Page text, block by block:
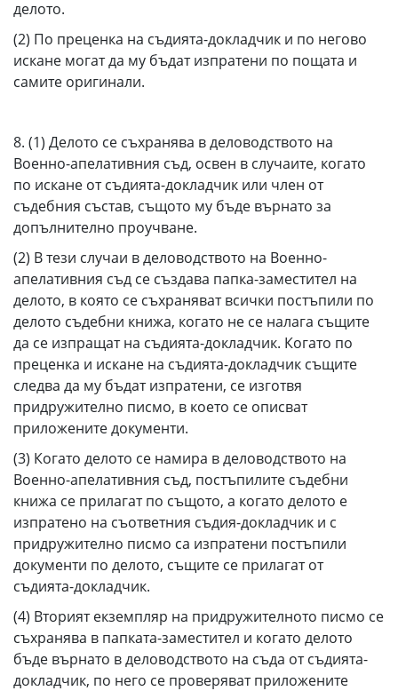
делото.
(2) По преценка на съдията-докладчик и по негово
искане могат да му бъдат изпратени по пощата и
самите оригинали.
8. (1) Делото се съхранява в деловодството на
Военно-апелативния съд, освен в случаите, когато
по искане от съдията-докладчик или член от
съдебния състав, същото му бъде върнато за
допълнително проучване.
(2) В тези случаи в деловодството на Военно-
апелативния съд се създава папка-заместител на
делото, в която се съхраняват всички постъпили по
делото съдебни книжа, когато не се налага същите
да се изпращат на съдията-докладчик. Когато по
преценка и искане на съдията-докладчик същите
следва да му бъдат изпратени, се изготвя
придружително писмо, в което се описват
приложените документи.
(3) Когато делото се намира в деловодството на
Военно-апелативния съд, постъпилите съдебни
книжа се прилагат по същото, а когато делото е
изпратено на съответния съдия-докладчик и с
придружително писмо са изпратени постъпили
документи по делото, същите се прилагат от
съдията-докладчик.
(4) Вторият екземпляр на придружителното писмо се
съхранява в папката-заместител и когато делото
бъде върнато в деловодството на съда от съдията-
докладчик, по него се проверяват приложените